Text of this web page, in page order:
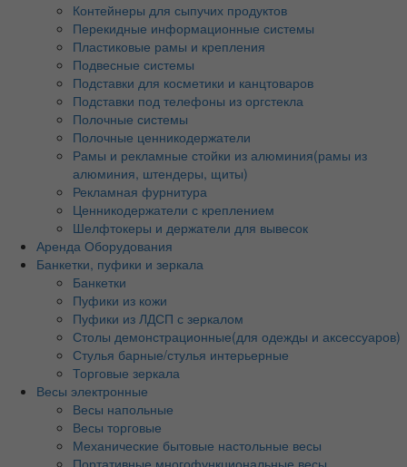
Контейнеры для сыпучих продуктов
Перекидные информационные системы
Пластиковые рамы и крепления
Подвесные системы
Подставки для косметики и канцтоваров
Подставки под телефоны из оргстекла
Полочные системы
Полочные ценникодержатели
Рамы и рекламные стойки из алюминия(рамы из
алюминия, штендеры, щиты)
Рекламная фурнитура
Ценникодержатели с креплением
Шелфтокеры и держатели для вывесок
Аренда Оборудования
Банкетки, пуфики и зеркала
Банкетки
Пуфики из кожи
Пуфики из ЛДСП с зеркалом
Столы демонстрационные(для одежды и аксессуаров)
Стулья барные/стулья интерьерные
Торговые зеркала
Весы электронные
Весы напольные
Весы торговые
Механические бытовые настольные весы
Портативные многофункциональные весы